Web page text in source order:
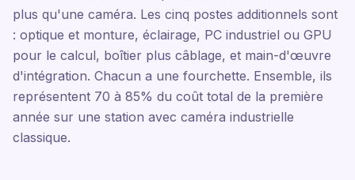
plus qu'une caméra. Les cinq postes additionnels sont
: optique et monture, éclairage, PC industriel ou GPU
pour le calcul, boîtier plus câblage, et main-d'œuvre
d'intégration. Chacun a une fourchette. Ensemble, ils
représentent 70 à 85% du coût total de la première
année sur une station avec caméra industrielle
classique.